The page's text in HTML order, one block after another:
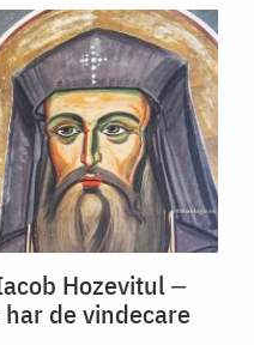
Hozevitul ‒
de vindecare